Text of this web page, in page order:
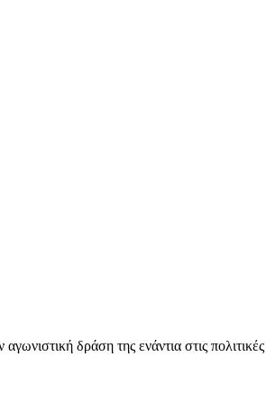
δράση της ενάντια στις